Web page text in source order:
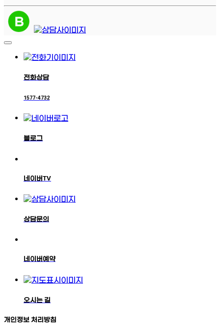
전화상담
1577-4732
블로그
네이버TV
상담문의
네이버예약
오시는 길
개인정보 처리방침